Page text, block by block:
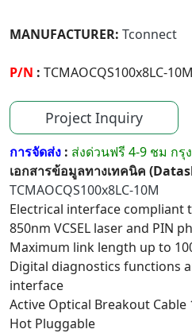
MANUFACTURER: Tconnect
P/N : TCMAOCQS100x8LC-10M
Project Inquiry
การจัดส่ง : ส่งด่วนฟรี 4-9 ชม กรุ
เอกสารข้อมูลทางเทคนิค
TCMAOCQS100x8LC-10M
Electrical interface compliant
850nm VCSEL laser and PIN
Maximum link length up to
Digital diagnostics functions
interface
Active Optical Breakout Cable
Hot Pluggable